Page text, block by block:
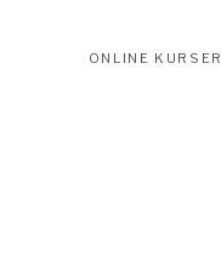
ONLINE KURSER